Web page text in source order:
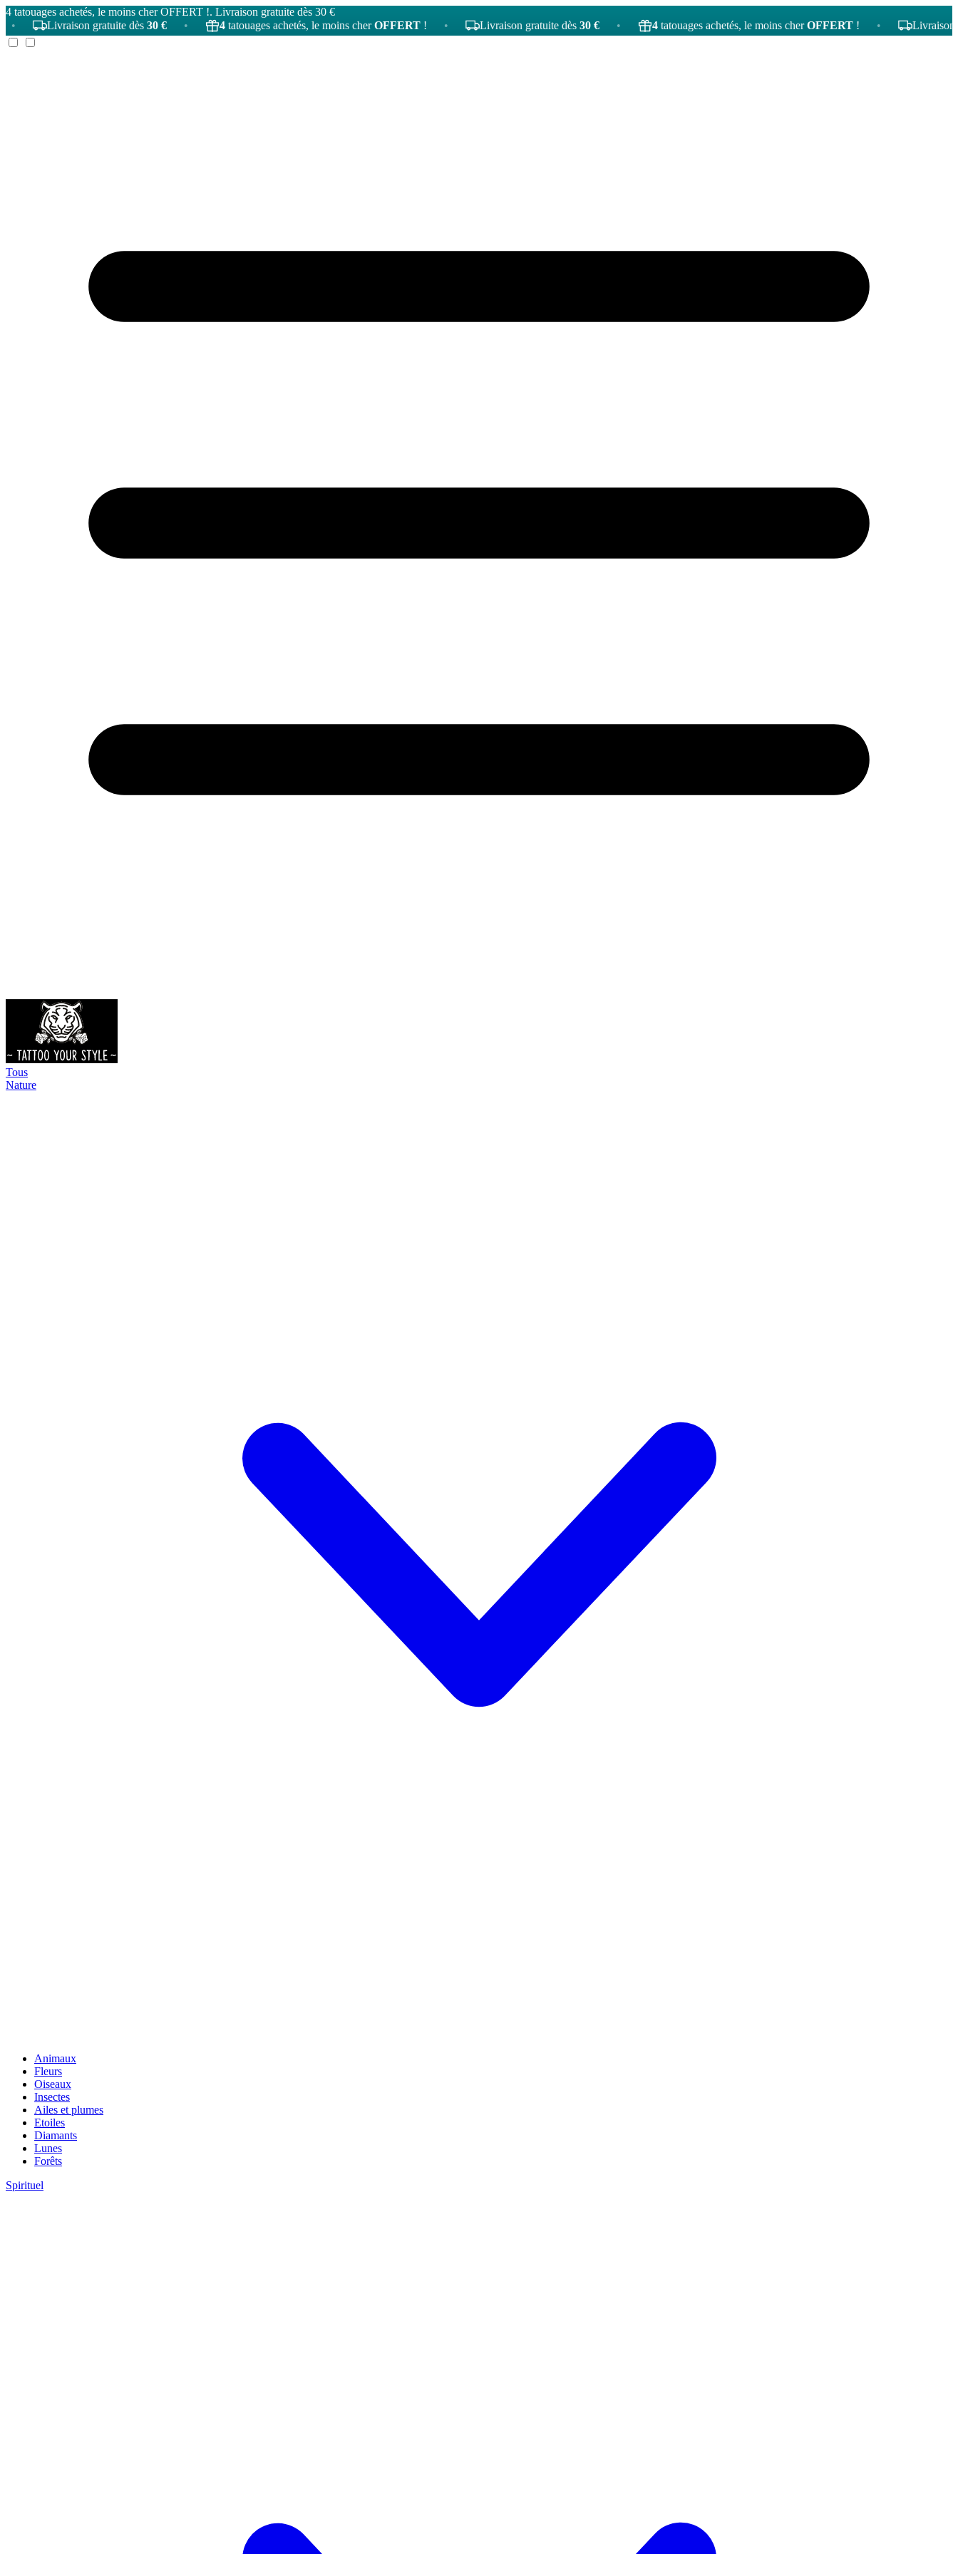
4 tatouages achetés, le moins cher OFFERT !. Livraison gratuite dès 30 €
Livraison gratuite dès30 € • 4 tatouages achetés, le moins cherOFFERT! • Livraison gratuite dès30 € • 4 tatouages achetés, le moins cherOFFERT! • Livraison gratuite
Tous
Nature
Animaux
Fleurs
Oiseaux
Insectes
Ailes et plumes
Etoiles
Diamants
Lunes
Forêts
Spirituel